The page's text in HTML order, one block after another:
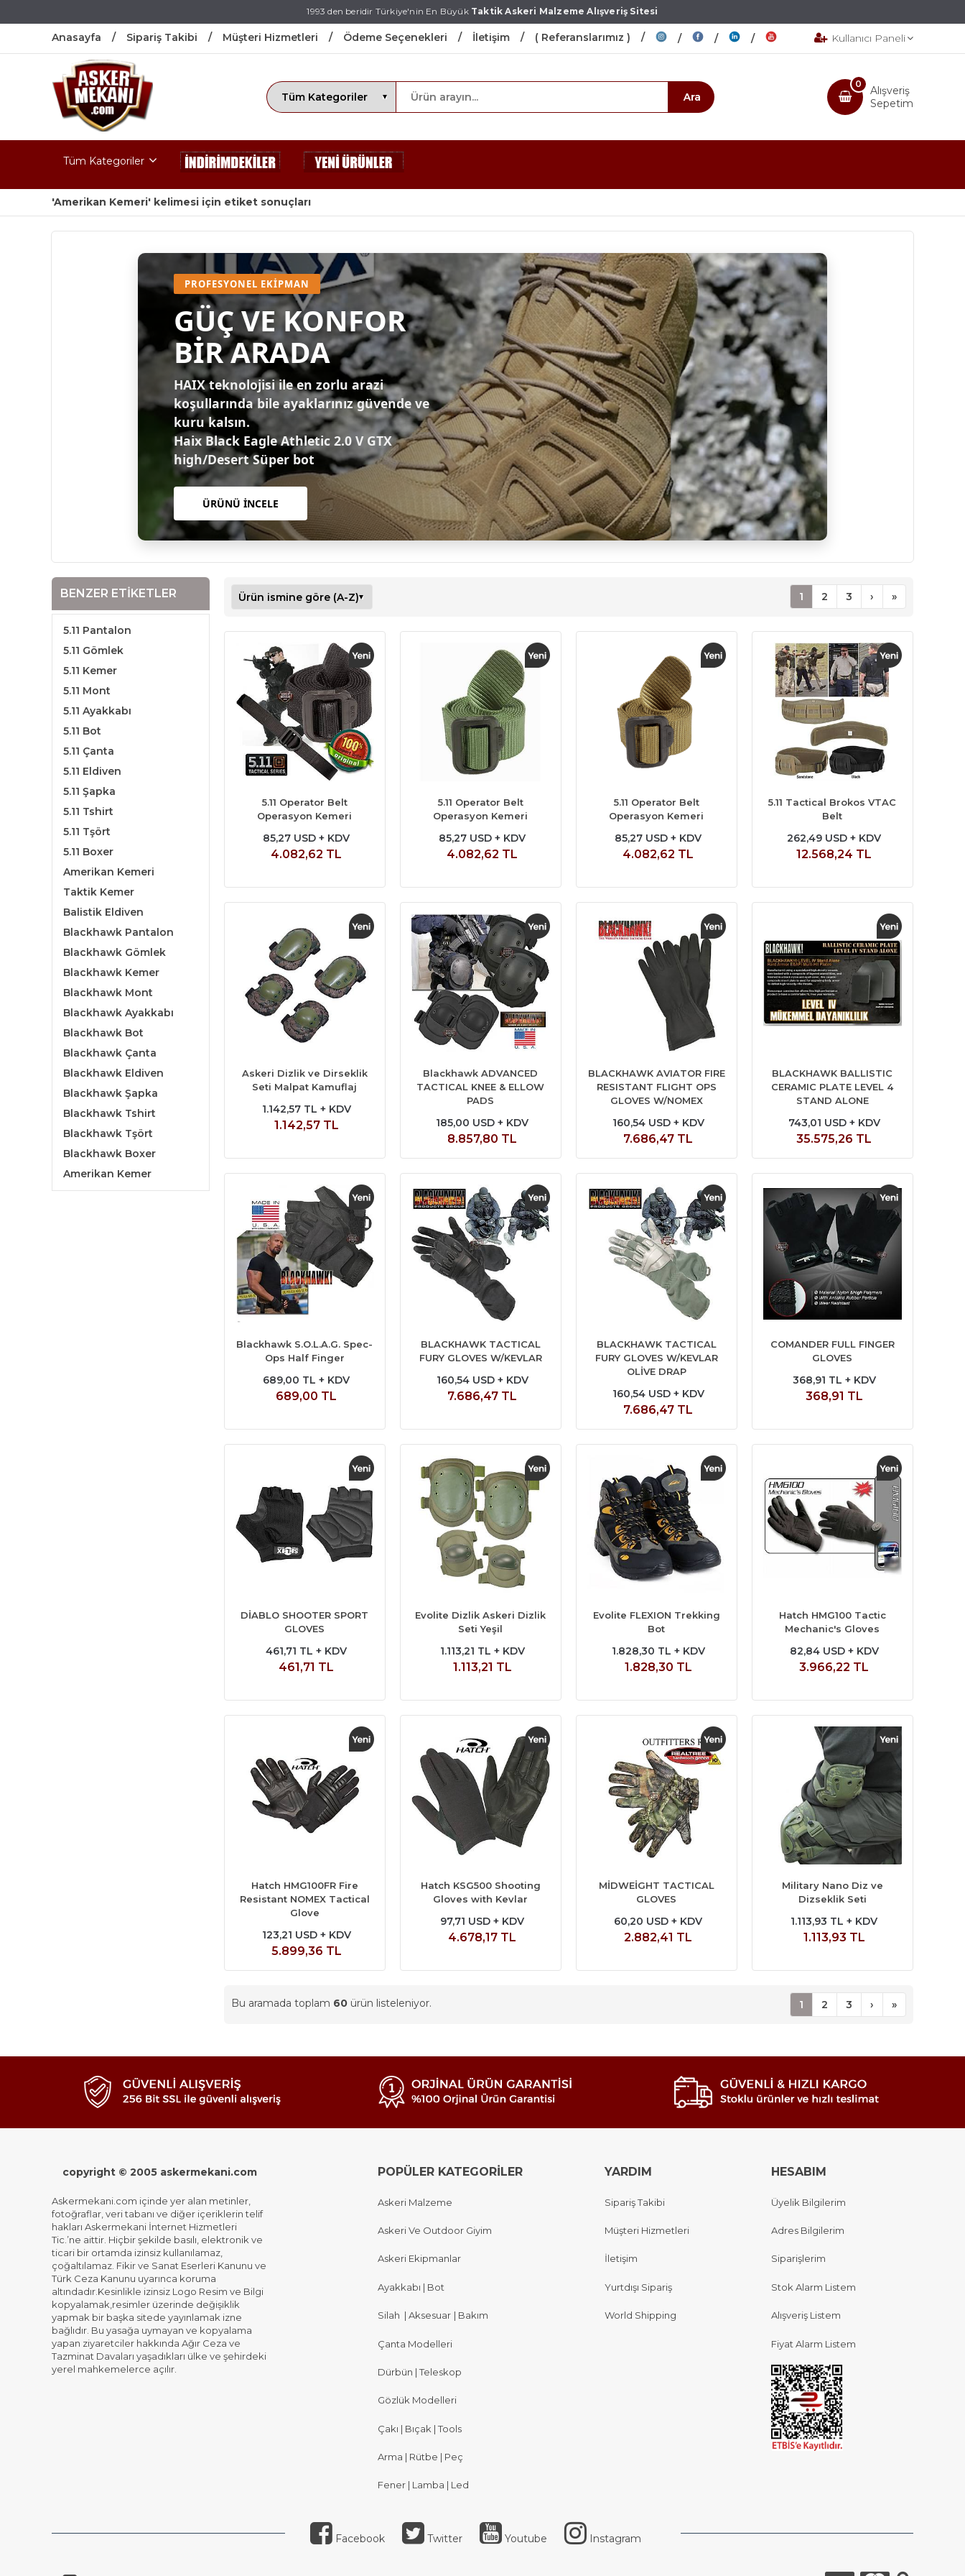
1993 den beridir Türkiye'nin En BüyükTaktik Askeri Malzeme Alışveriş Sitesi
Anasayfa Sipariş Takibi Müşteri Hizmetleri Ödeme Seçenekleri İletişim ( Referanslarımız ) Kullanıcı Paneli
Alışveriş
Sepetim
0
Tüm Kategoriler
'Amerikan Kemeri' kelimesi için etiket sonuçları
PROFESYONEL EKIPMAN
GÜÇ VE KONFOR
BİR ARADA
HAIX teknolojisi ile en zorlu arazi
koşullarında bile ayaklarınız güvende ve
kuru kalsın.
Haix Black Eagle Athletic 2.0 V GTX
high/Desert Süper bot
ÜRÜNÜ İNCELE
BENZER ETIKETLER
5.11 Pantalon
5.11 Gömlek
5.11 Kemer
5.11 Mont
5.11 Ayakkabı
5.11 Bot
5.11 Çanta
5.11 Eldiven
5.11 Şapka
5.11 Tshirt
5.11 Tşört
5.11 Boxer
Amerikan Kemeri
Taktik Kemer
Balistik Eldiven
Blackhawk Pantalon
Blackhawk Gömlek
Blackhawk Kemer
Blackhawk Mont
Blackhawk Ayakkabı
Blackhawk Bot
Blackhawk Çanta
Blackhawk Eldiven
Blackhawk Şapka
Blackhawk Tshirt
Blackhawk Tşört
Blackhawk Boxer
Amerikan Kemer
1 2 3 › »
5.11 Operator Belt
Operasyon Kemeri
85,27 USD + KDV
4.082,62 TL
5.11 Operator Belt
Operasyon Kemeri
85,27 USD + KDV
4.082,62 TL
5.11 Operator Belt
Operasyon Kemeri
85,27 USD + KDV
4.082,62 TL
5.11 Tactical Brokos VTAC
Belt
262,49 USD + KDV
12.568,24 TL
Askeri Dizlik ve Dirseklik
Seti Malpat Kamuflaj
1.142,57 TL + KDV
1.142,57 TL
Blackhawk ADVANCED
TACTICAL KNEE & ELLOW
PADS
185,00 USD + KDV
8.857,80 TL
BLACKHAWK AVIATOR FIRE
RESISTANT FLIGHT OPS
GLOVES W/NOMEX
160,54 USD + KDV
7.686,47 TL
BLACKHAWK BALLISTIC
CERAMIC PLATE LEVEL 4
STAND ALONE
743,01 USD + KDV
35.575,26 TL
Blackhawk S.O.L.A.G. Spec-
Ops Half Finger
689,00 TL + KDV
689,00 TL
BLACKHAWK TACTICAL
FURY GLOVES W/KEVLAR
160,54 USD + KDV
7.686,47 TL
BLACKHAWK TACTICAL
FURY GLOVES W/KEVLAR
OLİVE DRAP
160,54 USD + KDV
7.686,47 TL
COMANDER FULL FINGER
GLOVES
368,91 TL + KDV
368,91 TL
DİABLO SHOOTER SPORT
GLOVES
461,71 TL + KDV
461,71 TL
Evolite Dizlik Askeri Dizlik
Seti Yeşil
1.113,21 TL + KDV
1.113,21 TL
Evolite FLEXION Trekking
Bot
1.828,30 TL + KDV
1.828,30 TL
Hatch HMG100 Tactic
Mechanic's Gloves
82,84 USD + KDV
3.966,22 TL
Hatch HMG100FR Fire
Resistant NOMEX Tactical
Glove
123,21 USD + KDV
5.899,36 TL
Hatch KSG500 Shooting
Gloves with Kevlar
97,71 USD + KDV
4.678,17 TL
MİDWEİGHT TACTICAL
GLOVES
60,20 USD + KDV
2.882,41 TL
Military Nano Diz ve
Dizseklik Seti
1.113,93 TL + KDV
1.113,93 TL
Bu aramada toplam 60 ürün listeleniyor. 1 2 3 › »
copyright © 2005 askermekani.com
Askermekani.com içinde yer alan metinler,
fotoğraflar, veri tabanı ve diğer içeriklerin telif
hakları Askermekani İnternet Hizmetleri
Tic.’ne aittir. Hiçbir şekilde basılı, elektronik ve
ticari bir ortamda izinsiz kullanılamaz,
çoğaltılamaz. Fikir ve Sanat Eserleri Kanunu ve
Türk Ceza Kanunu uyarınca koruma
altındadır.Kesinlikle izinsiz Logo Resim ve Bilgi
kopyalamak,resimler üzerinde değişiklik
yapmak bir başka sitede yayınlamak izne
bağlıdır. Bu yasağa uymayan ve kopyalama
yapan ziyaretciler hakkında Ağır Ceza ve
Tazminat Davaları yaşadıkları ülke ve şehirdeki
yerel mahkemelerce açılır.
POPÜLER KATEGORİLER
Askeri Malzeme
Askeri Ve Outdoor Giyim
Askeri Ekipmanlar
Ayakkabı | Bot
Silah | Aksesuar | Bakım
Çanta Modelleri
Dürbün | Teleskop
Gözlük Modelleri
Çakı | Bıçak | Tools
Arma | Rütbe | Peç
Fener | Lamba | Led
YARDIM
Sipariş Takibi
Müşteri Hizmetleri
İletişim
Yurtdışı Sipariş
World Shipping
HESABIM
Üyelik Bilgilerim
Adres Bilgilerim
Siparişlerim
Stok Alarm Listem
Alışveriş Listem
Fiyat Alarm Listem
Facebook Twitter Youtube Instagram